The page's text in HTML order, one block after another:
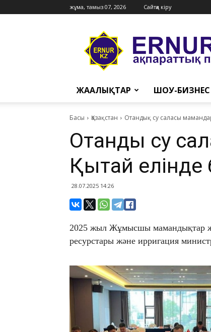
жұма, тамыз 07, 2026 Сайтқа кіру
Ernur
Press
ЖАҢАЛЫҚТАР ШОУ-БИЗНЕС
Басы Қазақстан Отандық су саласы
Отандық су
Қытай елінде
28.07.2025 14:26
2025 жыл Жұмысшы мамандықтар
ресурстары және ирригация